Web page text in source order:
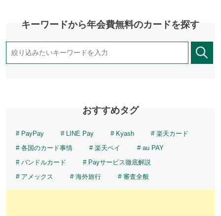
キーワードから年会費無料のカードを探す
おすすめタグ
PayPay LINE Pay Kyash
楽天カード
各国のカード事情
楽天ペイ
au PAY
バンドルカード
Payサービス徹底解説
アメックス
海外旅行 審査全般